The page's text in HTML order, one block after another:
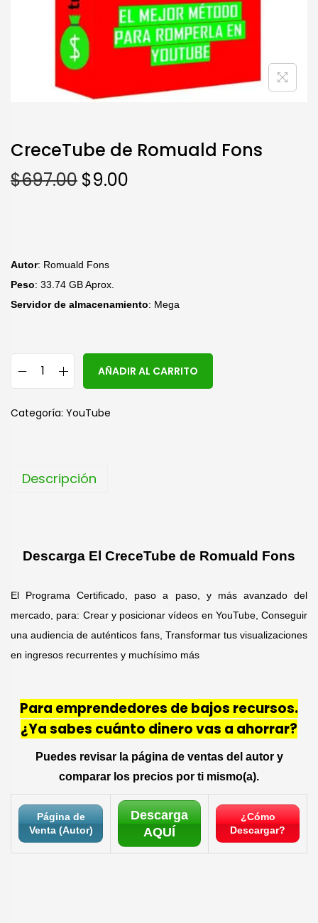
CreceTube de Romuald Fons
$697.00 $9.00
Autor: Romuald Fons
Peso: 33.74 GB Aprox.
Servidor de almacenamiento: Mega
AÑADIR AL CARRITO
e
Categoría: YouTube
Descripción
Descarga El CreceTube de Romuald Fons
El Programa Certificado, paso a paso, y más avanzado del
mercado, para: Crear y posicionar vídeos en YouTube, Conseguir
una audiencia de auténticos fans, Transformar tus visualizaciones
en ingresos recurrentes y muchísimo más
Para emprendedores de bajos recursos.
¿Ya sabes cuánto dinero vas a ahorrar?
Puedes revisar la página de ventas del autor y
comparar los precios por ti mismo(a).
Página de
Venta (Autor)
Descarga
AQUÍ
¿Cómo
Descargar?